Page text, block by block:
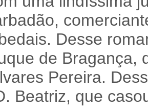
Desse
de Bragança,
Pereira.
Beatriz, que